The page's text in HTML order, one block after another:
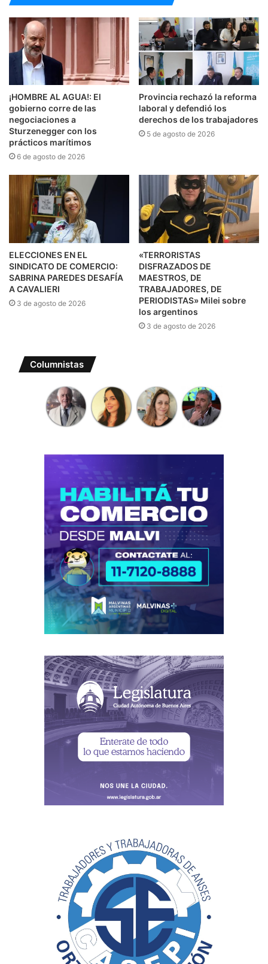
¡HOMBRE AL AGUA!: El
gobierno corre de las
negociaciones a
Sturzenegger con los
prácticos marítimos
6 de agosto de 2026
Provincia rechazó la reforma
laboral y defendió los
derechos de los trabajadores
5 de agosto de 2026
ELECCIONES EN EL
SINDICATO DE COMERCIO:
SABRINA PAREDES DESAFÍA
A CAVALIERI
3 de agosto de 2026
«TERRORISTAS
DISFRAZADOS DE
MAESTROS, DE
TRABAJADORES, DE
PERIODISTAS» Milei sobre
los argentinos
3 de agosto de 2026
Columnistas